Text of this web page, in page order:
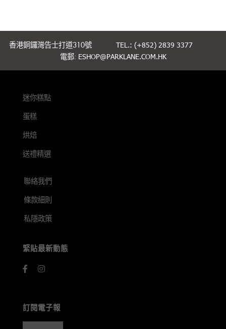
香港銅鑼灣告士打道310號
TEL.: (+852) 2839 3377
電郵: ESHOP@PARKLANE.COM.HK
迷你糕點
蛋糕
烘焙
送禮精選
聯絡我們
條款細則
私隱政策
緊貼最新動態
訂閱電子報